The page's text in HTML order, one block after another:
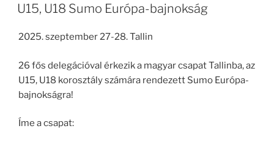
U15, U18 Sumo Európa-bajnokság
2025. szeptember 27-28. Tallin
26 fős delegációval érkezik a magyar csapat Tallinba, az
U15, U18 korosztály számára rendezett Sumo Európa-
bajnokságra!
Íme a csapat: